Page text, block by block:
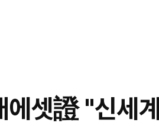
에셋證 "신세